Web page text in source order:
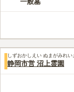
体力に自信
口コミ評価
みんなの評価
40代男性
長沼駅前と
しずおかしえい ぬまがみれい
静岡市営 沼上霊園